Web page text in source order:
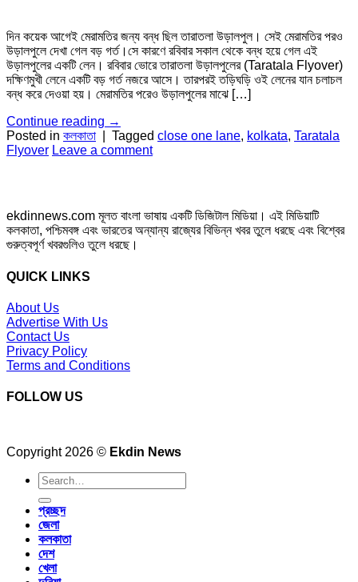
দিন কয়েক আগেই মেরামতির জন্য বন্ধ ছিল তারাতলা উড়ালপুল। সেই মেরামতির পরও
উড়ালপুলে দেখা গেল বড় গর্ত।সে কারণে রবিবার সকাল থেকে বন্ধ হয়ে গেল এই
উড়ালপুলের একটি লেন। রবিবার ভোরে তারাতলা উড়ালপুলের (Taratala Flyover)
দক্ষিণমুখী লেনে একটি বড় গর্ত নজরে আসে। তারপরই তড়িঘড়ি ওই লেনের যান চলাচল
বন্ধ করে দেওয়া হয়। মেরামতির পরেও উড়ালপুলের মাঝে […]
Continue reading →
Posted in কলকাতা Tagged close one lane, kolkata, Taratala
Flyover Leave a comment
ekdinnews.com মূলত বাংলা ভাষায় একটি ডিজিটাল মিডিয়া। এই মিডিয়াটি
কলকাতা, পশ্চিমবঙ্গ এবং ভারতের অন্যান্য রাজ্যের বিভিন্ন খবর তুলে ধরছে এবং বিশ্বের
গুরুত্বপূর্ণ খবরগুলিও তুলে ধরছে।
QUICK LINKS
About Us
Advertise With Us
Contact Us
Privacy Policy
Terms and Conditions
FOLLOW US
Copyright 2026 © Ekdin News
প্রচ্ছদ
জেলা
কলকাতা
দেশ
খেলা